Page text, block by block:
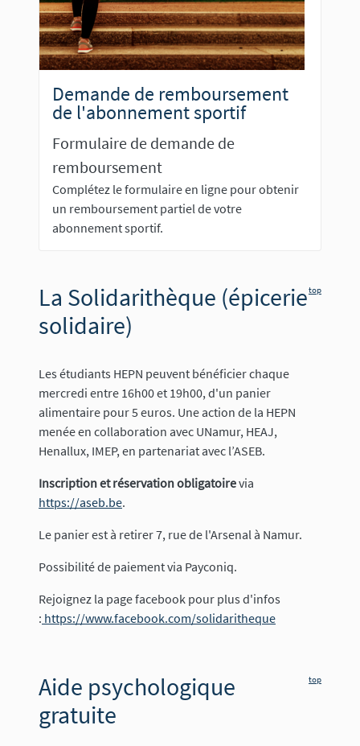
Demande de remboursement
de l'abonnement sportif
Formulaire de demande de
remboursement
Complétez le formulaire en ligne pour obtenir
un remboursement partiel de votre
abonnement sportif.
top
La Solidarithèque (épicerie
solidaire)
Les étudiants HEPN peuvent bénéficier chaque
mercredi entre 16h00 et 19h00, d'un panier
alimentaire pour 5 euros. Une action de la HEPN
menée en collaboration avec UNamur, HEAJ,
Henallux, IMEP, en partenariat avec l’ASEB.
Inscription et réservation obligatoirevia
https://aseb.be.
Le panier est à retirer 7, rue de l'Arsenal à Namur.
Possibilité de paiement via Payconiq.
Rejoignez la page facebook pour plus d'infos
: https://www.facebook.com/solidaritheque
top
Aide psychologique
gratuite